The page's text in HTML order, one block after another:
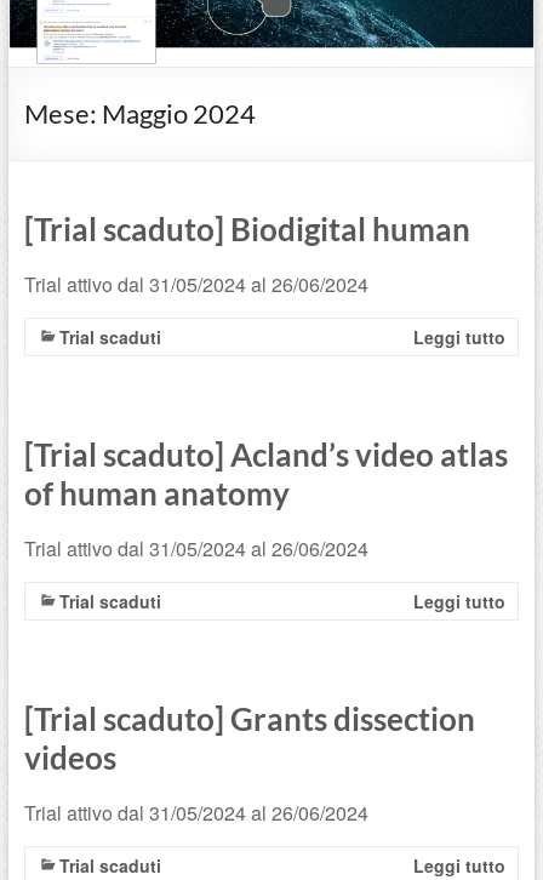
Mese: Maggio 2024
[Trial scaduto] Biodigital human
Trial attivo dal 31/05/2024 al 26/06/2024
Trial scaduti Leggi tutto
[Trial scaduto] Acland’s video atlas
of human anatomy
Trial attivo dal 31/05/2024 al 26/06/2024
Trial scaduti Leggi tutto
[Trial scaduto] Grants dissection
videos
Trial attivo dal 31/05/2024 al 26/06/2024
Trial scaduti Leggi tutto